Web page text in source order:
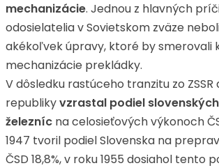
mechanizácie. Jednou z hlavných
odosielatelia v Sovietskom zväze
akékoľvek úpravy, ktoré by smerovali
mechanizácie prekládky.
V dôsledku rastúceho tranzitu zo
republikyvzrastal podiel slovenských
železníc na celosieťových výkonoch
1947 tvoril podiel Slovenska na
ČSD 18,8%, v roku 1955 dosiahol tento